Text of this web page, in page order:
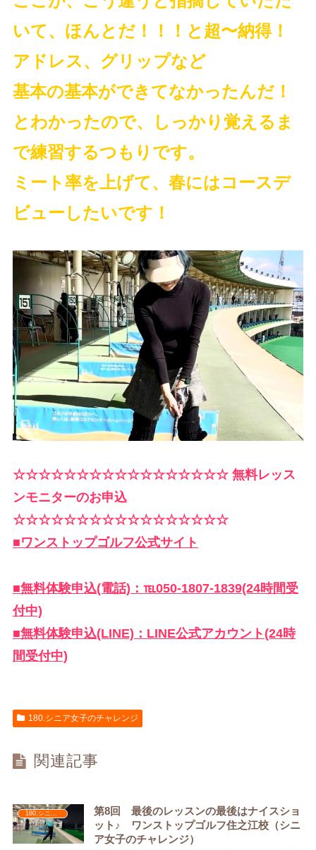
いて、ほんとだ！！！と超〜納得！
アドレス、グリップなど
基本の基本ができてなかったんだ！
とわかったので、しっかり覚えるま
で練習するつもりです。
ミート率を上げて、春にはコースデ
ビューしたいです！
☆☆☆☆☆☆☆☆☆☆☆☆☆☆☆☆☆ 無料レッス
ンモニターのお申込
☆☆☆☆☆☆☆☆☆☆☆☆☆☆☆☆☆
■ワンストップゴルフ公式サイト
■無料体験申込(電話)：℡050-1807-1839(24時間受
付中)
■無料体験申込(LINE)：LINE公式アカウント(24時
間受付中)
180.シニア女子のチャレンジ
関連記事
第8回 最後のレッスンの最後はナイスショ
ット♪ ワンストップゴルフ住之江校（シニ
ア女子のチャレンジ）